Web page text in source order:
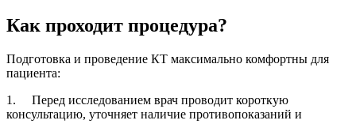
Как проходит процедура?
Подготовка и проведение КТ максимально комфортны для
пациента:
1. Перед исследованием врач проводит короткую
консультацию, уточняет наличие противопоказаний и